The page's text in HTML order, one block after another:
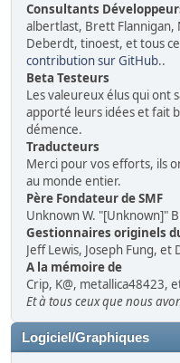
Consultants
albertlast, Brett Flannigan,
Deberdt, tinoest, et tous
contribution sur GitHub..
Beta Testeurs
Les valeureux élus qui ont
apporté leurs idées et fait
démence.
Traducteurs
Merci pour vos efforts, ils
au monde entier.
Père Fondateur de SMF
Unknown W. "[Unknown]"
Gestionnaires originels
Jeff Lewis, Joseph Fung, et
A la mémoire de
Crip, K@, metallica48423,
Et à tous ceux que nous
Logiciel/Graphiques